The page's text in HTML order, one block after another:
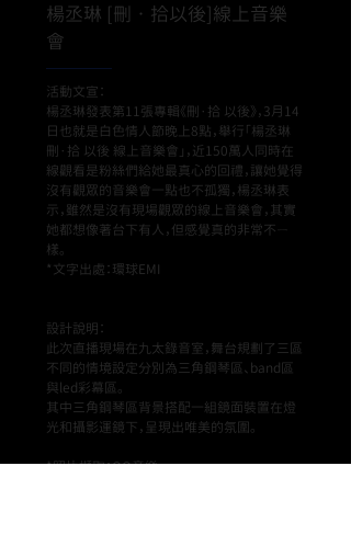
楊丞琳 [刪‧拾以後]線上音樂
會
活動文宣：
楊丞琳發表第11張專輯《刪·拾 以後》，3月14
日也就是白色情人節晚上8點，舉行「楊丞琳
刪·拾 以後 線上音樂會」，近150萬人同時在
線觀看是粉絲們給她最真心的回禮，讓她覺得
沒有觀眾的音樂會一點也不孤獨，楊丞琳表
示，雖然是沒有現場觀眾的線上音樂會，其實
她都想像著台下有人，但感覺真的非常不ㄧ
樣。
*文字出處：環球EMI
設計說明：
此次直播現場在九太錄音室，舞台規劃了三區
不同的情境設定分別為三角鋼琴區、band區
與led彩幕區。
其中三角鋼琴區背景搭配一組鏡面裝置在燈
光和攝影運鏡下，呈現出唯美的氛圍。
​*照片擷取：QQ音樂